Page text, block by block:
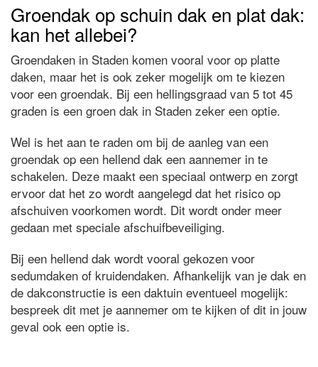
Groendak op schuin dak en plat dak:
kan het allebei?
Groendaken in Staden komen vooral voor op platte
daken, maar het is ook zeker mogelijk om te kiezen
voor een groendak. Bij een hellingsgraad van 5 tot 45
graden is een groen dak in Staden zeker een optie.
Wel is het aan te raden om bij de aanleg van een
groendak op een hellend dak een aannemer in te
schakelen. Deze maakt een speciaal ontwerp en zorgt
ervoor dat het zo wordt aangelegd dat het risico op
afschuiven voorkomen wordt. Dit wordt onder meer
gedaan met speciale afschuifbeveiliging.
Bij een hellend dak wordt vooral gekozen voor
sedumdaken of kruidendaken. Afhankelijk van je dak en
de dakconstructie is een daktuin eventueel mogelijk:
bespreek dit met je aannemer om te kijken of dit in jouw
geval ook een optie is.